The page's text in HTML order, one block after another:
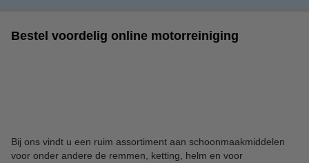
Bestel voordelig online motorreiniging
Bij ons vindt u een ruim assortiment aan schoonmaakmiddelen
voor onder andere de remmen, ketting, helm en voor